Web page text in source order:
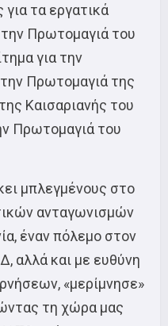
τα εργατικά
Πρωτομαγιά του
για την
Πρωτομαγιά της
Καισαριανής του
Πρωτομαγιά του
μπλεγμένους στο
ανταγωνισμών
έναν πόλεμο στον
αλλά και με ευθύνη
«μερίμνησε»
τη χώρα μας